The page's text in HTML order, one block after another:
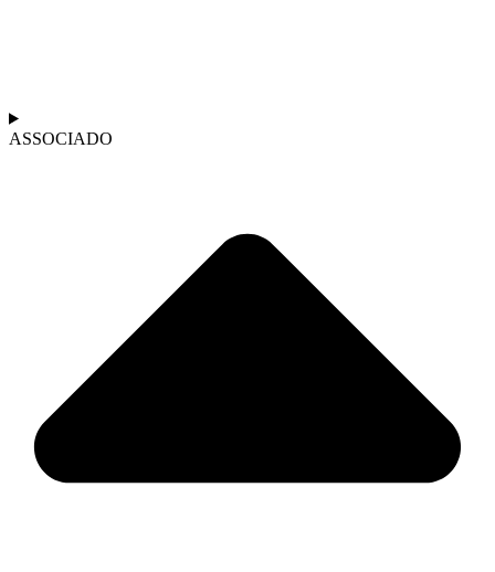
ASSOCIADO